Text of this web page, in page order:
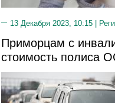
13 Декабря 2023, 10:15 |
Приморцам с
стоимость полиса